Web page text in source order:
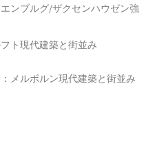
ンブルグ/ザクセンハウゼン強
ト現代建築と街並み
メルボルン現代建築と街並み